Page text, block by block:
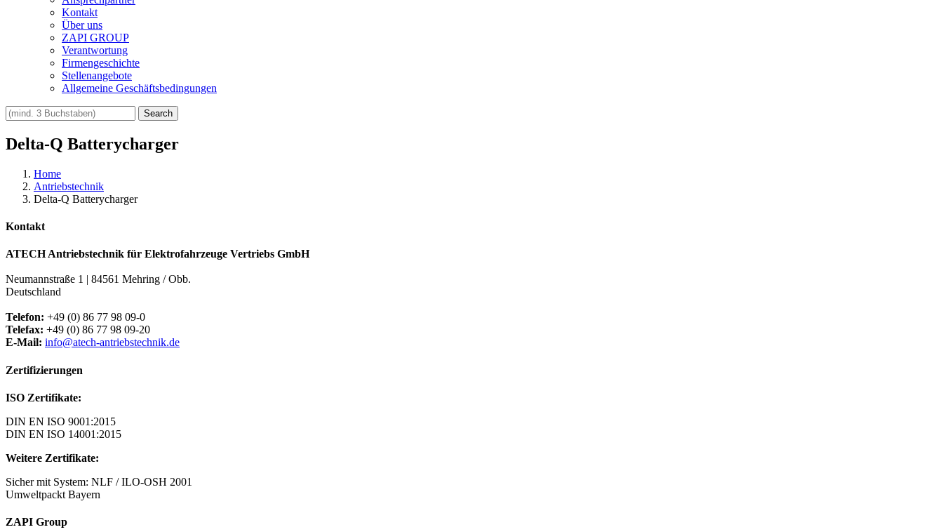
Kontakt
Über uns
ZAPI GROUP
Verantwortung
Firmengeschichte
Stellenangebote
Allgemeine Geschäftsbedingungen
Delta-Q Batterycharger
Home
Antriebstechnik
Delta-Q Batterycharger
Kontakt
ATECH Antriebstechnik für Elektrofahrzeuge Vertriebs GmbH
Neumannstraße 1 | 84561 Mehring / Obb.
Deutschland
Telefon: +49 (0) 86 77 98 09-0
Telefax: +49 (0) 86 77 98 09-20
E-Mail: info@atech-antriebstechnik.de
Zertifizierungen
ISO Zertifikate:
DIN EN ISO 9001:2015
DIN EN ISO 14001:2015
Weitere Zertifikate:
Sicher mit System: NLF / ILO-OSH 2001
Umweltpackt Bayern
ZAPI Group